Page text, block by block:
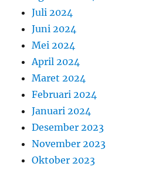
Juli 2024
Juni 2024
Mei 2024
April 2024
Maret 2024
Februari 2024
Januari 2024
Desember 2023
November 2023
Oktober 2023